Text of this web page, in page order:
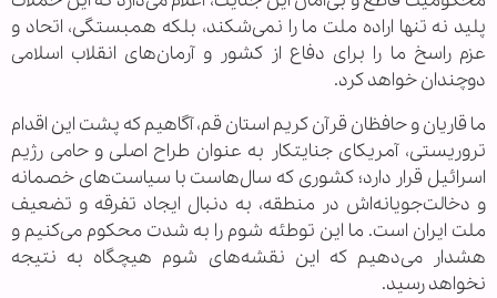
پلید نه تنها اراده ملت ما را نمی‌شکند، بلکه همبستگی، اتحاد و
عزم راسخ ما را برای دفاع از کشور و آرمان‌های انقلاب اسلامی
دوچندان خواهد کرد.
ما قاریان و حافظان قرآن کریم استان قم، آگاهیم که پشت این اقدام
تروریستی، آمریکای جنایتکار به عنوان طراح اصلی و حامی رژیم
اسرائیل قرار دارد؛ کشوری که سال‌هاست با سیاست‌های خصمانه
و دخالت‌جویانه‌اش در منطقه، به دنبال ایجاد تفرقه و تضعیف
ملت ایران است. ما این توطئه شوم را به شدت محکوم می‌کنیم و
هشدار می‌دهیم که این نقشه‌های شوم هیچگاه به نتیجه
نخواهد رسید.